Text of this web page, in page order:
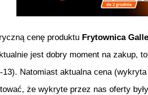
cenę produktu Frytownica
jest dobry moment na zakup,
13). Natomiast aktualna cena (wykryta
że wykryte przez nas oferty